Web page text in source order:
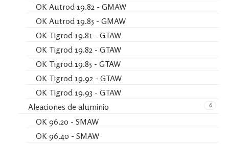
OK Autrod 19.82 - GMAW
OK Autrod 19.85 - GMAW
OK Tigrod 19.81 - GTAW
OK Tigrod 19.82 - GTAW
OK Tigrod 19.85 - GTAW
OK Tigrod 19.92 - GTAW
OK Tigrod 19.93 - GTAW
6
Aleaciones de aluminio
OK 96.20 - SMAW
OK 96.40 - SMAW